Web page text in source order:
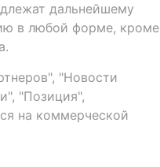
дальнейшему
в любой форме, кроме
"Новости
"Позиция",
на коммерческой